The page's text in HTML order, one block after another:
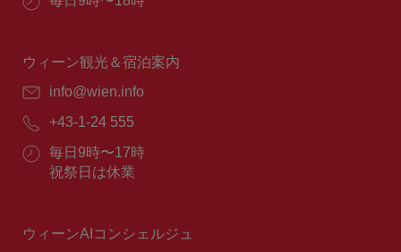
間：
ウィーン観光＆宿泊案内
E
ー
ル：
info@wien.info
電
番
号：
+43-1-24 555
営
業
毎日9時〜17時
祝祭日は休業
ウィーンAIコンシェルジュ